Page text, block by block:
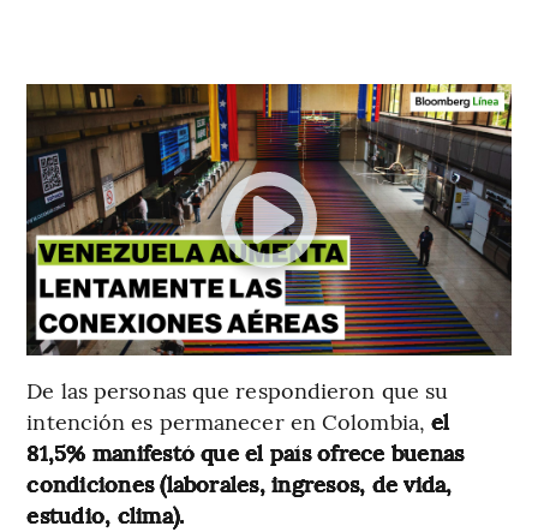
De las personas que respondieron que su
intención es permanecer en Colombia,el
81,5% manifestó que el país ofrece buenas
condiciones (laborales, ingresos, de vida,
estudio, clima).